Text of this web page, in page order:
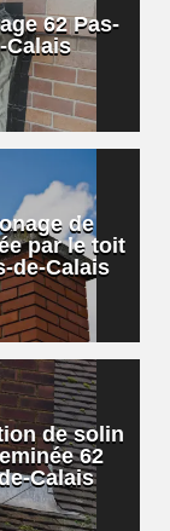
62 Pas-
Calais
de
par le toit
de-Calais
de solin
62
Calais